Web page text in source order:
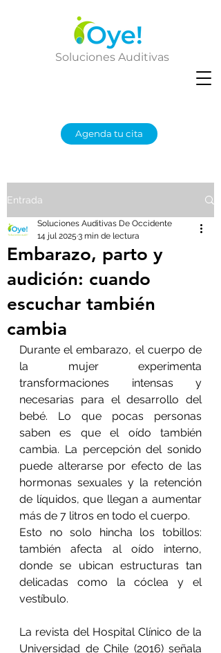
Soluciones Auditivas
Agenda tu cita
Entrada
Embarazo, parto y
audición: cuando
escuchar también
cambia
Soluciones Auditivas De Occidente
14 jul 2025 3 min de lectura
Durante el embarazo, el cuerpo de
la mujer experimenta
transformaciones intensas y
necesarias para el desarrollo del
bebé. Lo que pocas personas
saben es que el oído también
cambia. La percepción del sonido
puede alterarse por efecto de las
hormonas sexuales y la retención
de líquidos, que llegan a aumentar
más de 7 litros en todo el cuerpo.
Esto no solo hincha los tobillos:
también afecta al oído interno,
donde se ubican estructuras tan
delicadas como la cóclea y el
vestíbulo.
La revista del Hospital Clínico de la
Universidad de Chile (2016) señala